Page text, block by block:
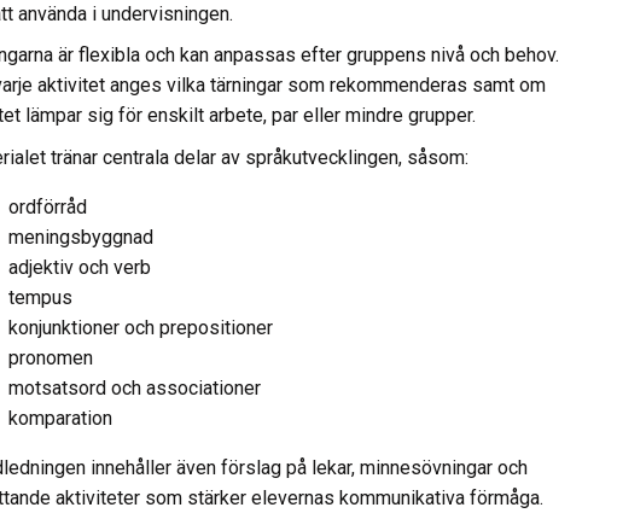
använda i undervisningen.
är flexibla och kan anpassas efter gruppens nivå och behov.
aktivitet anges vilka tärningar som rekommenderas samt om
lämpar sig för enskilt arbete, par eller mindre grupper.
tränar centrala delar av språkutvecklingen, såsom:
ordförråd
meningsbyggnad
adjektiv och verb
tempus
konjunktioner och prepositioner
pronomen
motsatsord och associationer
komparation
innehåller även förslag på lekar, minnesövningar och
aktiviteter som stärker elevernas kommunikativa förmåga.